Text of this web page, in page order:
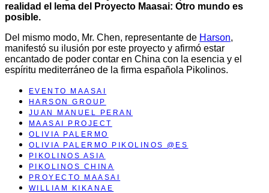
realidad el lema del Proyecto Maasai: Otro mundo es
posible.
Del mismo modo, Mr. Chen, representante de Harson,
manifestó su ilusión por este proyecto y afirmó estar
encantado de poder contar en China con la esencia y el
espíritu mediterráneo de la firma española Pikolinos.
EVENTO MAASAI
HARSON GROUP
JUAN MANUEL PERAN
MAASAI PROJECT
OLIVIA PALERMO
OLIVIA PALERMO PIKOLINOS @ES
PIKOLINOS ASIA
PIKOLINOS CHINA
PROYECTO MAASAI
WILLIAM KIKANAE